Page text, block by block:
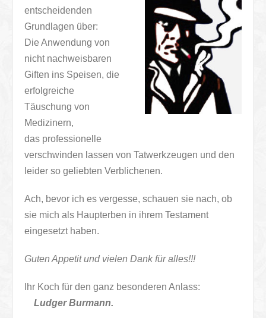
entscheidenden
Grundlagen über:
Die Anwendung von
nicht nachweisbaren
Giften ins Speisen, die
erfolgreiche
Täuschung von
Medizinern,
das professionelle
verschwinden lassen von Tatwerkzeugen und den
leider so geliebten Verblichenen.
Ach, bevor ich es vergesse, schauen sie nach, ob
sie mich als Haupterben in ihrem Testament
eingesetzt haben.
Guten Appetit und vielen Dank für alles!!!
Ihr Koch für den ganz besonderen Anlass:
Ludger Burmann.